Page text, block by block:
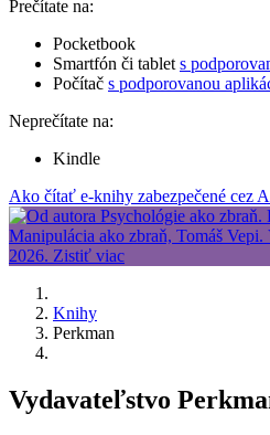
Prečítate na:
Pocketbook
Smartfón či tablet s
Počítač s podporovanou
Neprečítate na:
Kindle
Ako čítať e-knihy zabezpečené cez
Knihy
Perkman
Vydavateľstvo